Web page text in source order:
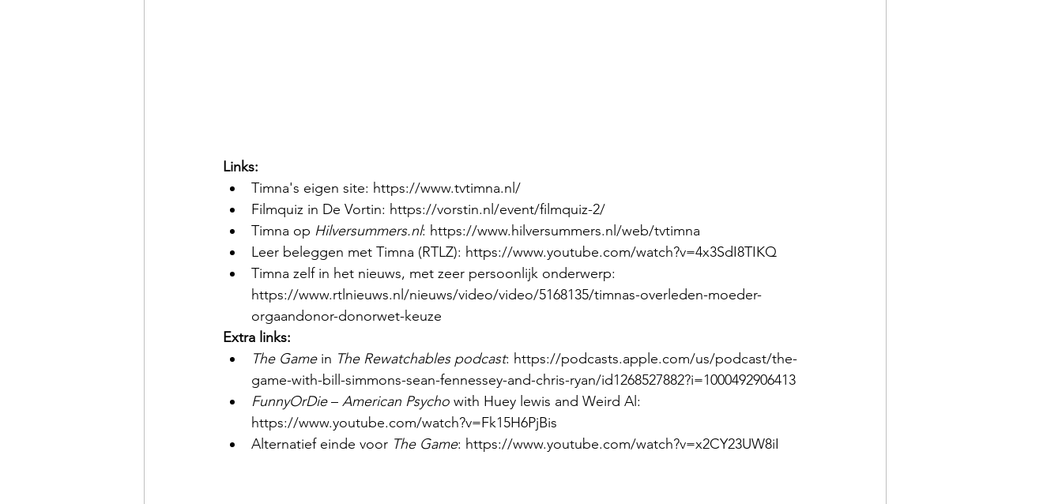
Links:
Timna's eigen site: https://www.tvtimna.nl/
Filmquiz in De Vortin: https://vorstin.nl/event/filmquiz-2/
Timna op Hilversummers.nl: https://www.hilversummers.nl/web/tvtimna
Leer beleggen met Timna (RTLZ): https://www.youtube.com/watch?v=4x3SdI8TIKQ
Timna zelf in het nieuws, met zeer persoonlijk onderwerp:
https://www.rtlnieuws.nl/nieuws/video/video/5168135/timnas-overleden-moeder-
orgaandonor-donorwet-keuze
Extra links:
The Game in The Rewatchables podcast: https://podcasts.apple.com/us/podcast/the-
game-with-bill-simmons-sean-fennessey-and-chris-ryan/id1268527882?i=1000492906413
FunnyOrDie – American Psycho with Huey lewis and Weird Al:
https://www.youtube.com/watch?v=Fk15H6PjBis
Alternatief einde voor The Game: https://www.youtube.com/watch?v=x2CY23UW8iI